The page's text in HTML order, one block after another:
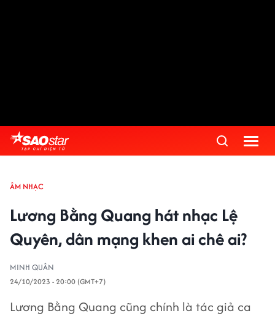
ÂM NHẠC
Lương Bằng Quang hát nhạc Lệ
Quyên, dân mạng khen ai chê ai?
MINH QUÂN
24/10/2023 - 20:00 (GMT+7)
Lương Bằng Quang cũng chính là tác giả ca